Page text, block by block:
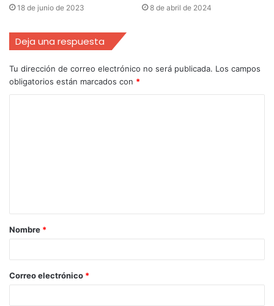
18 de junio de 2023 8 de abril de 2024
Deja una respuesta
Tu dirección de correo electrónico no será publicada. Los campos
obligatorios están marcados con *
Nombre *
Correo electrónico *